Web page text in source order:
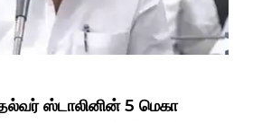
ஸ்டாலினின் 5 மெகா